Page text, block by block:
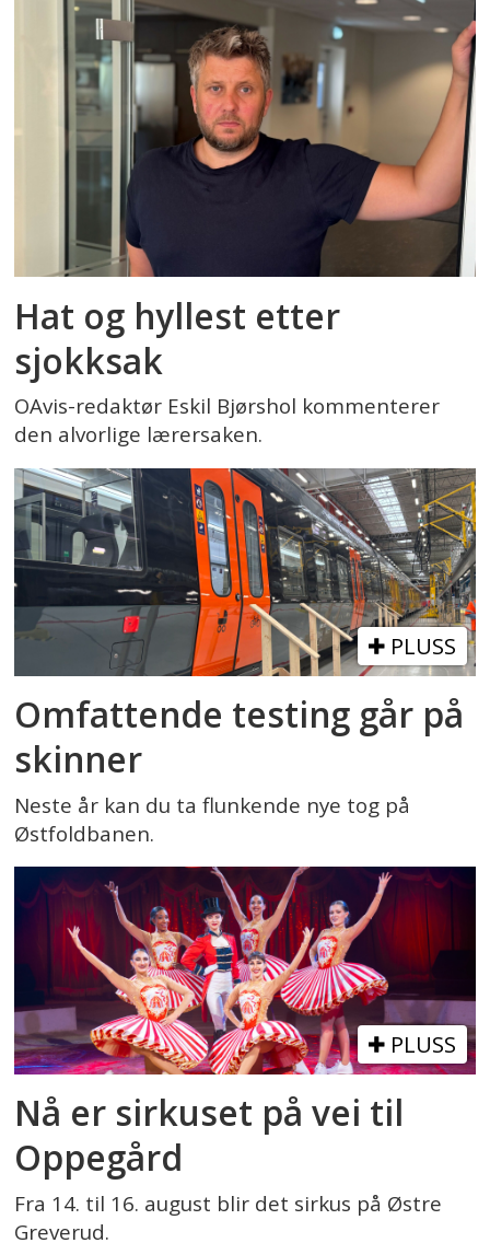
Hat og hyllest etter
sjokksak
OAvis-redaktør Eskil Bjørshol kommenterer
den alvorlige lærersaken.
PLUSS
Omfattende testing går på
skinner
Neste år kan du ta flunkende nye tog på
Østfoldbanen.
PLUSS
Nå er sirkuset på vei til
Oppegård
Fra 14. til 16. august blir det sirkus på Østre
Greverud.